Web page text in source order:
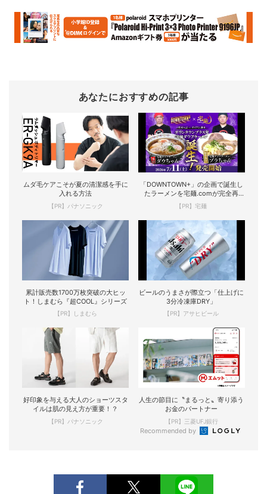
あなたにおすすめの記事
ムダ毛ケアこそが夏の清潔感を手に
入れる方法
【PR】パナソニック
「DOWNTOWN+」の企画で誕生し
たラーメンを宅麺.comが完全再
現！
【PR】宅麺
累計販売数1700万枚突破の大ヒッ
ト！しまむら『超COOL』シリーズ
【PR】しまむら
ビールのうまさが際立つ「仕上げに
3分冷凍庫DRY」
【PR】アサヒビール
好印象を与える大人のショーツスタ
イルは肌の見え方が重要！？
【PR】パナソニック
人生の節目に〝まるっと〟寄り添う
お金のパートナー
【PR】三菱UFJ銀行
Recommended by